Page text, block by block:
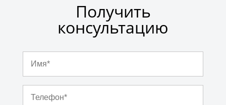
Получить
консультацию